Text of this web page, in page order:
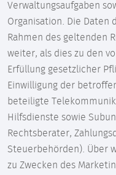
Verwaltungsaufgaben
Organisation. Die Daten
Rahmen des geltenden
weiter, als dies zu den
Erfüllung gesetzlicher
Einwilligung der
beteiligte
Hilfsdienste sowie
Rechtsberater,
Steuerbehörden). Über
zu Zwecken des